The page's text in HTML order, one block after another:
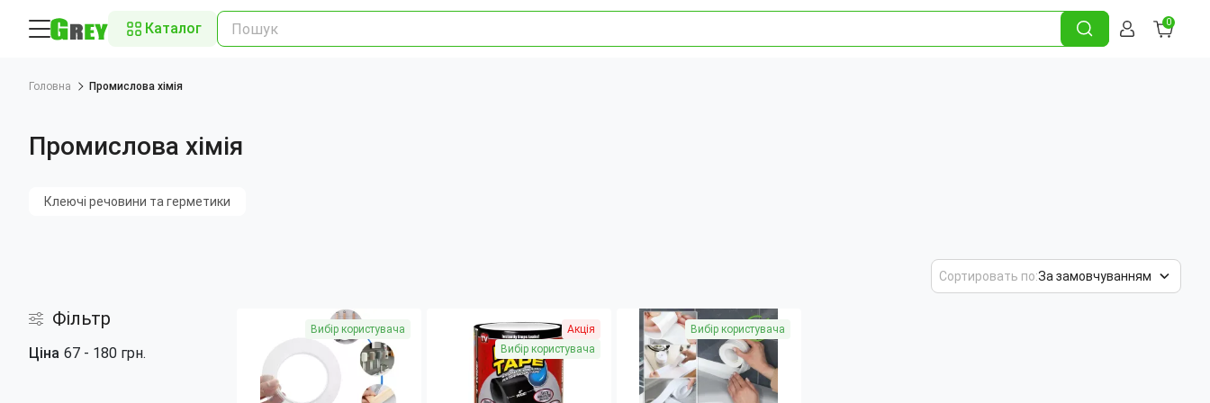
Каталог 0
Головна Промислова хімія
Промислова хімія
Клеючі речовини та герметики
Сортировать по:За замовчуванням
Вибір користувача
Акція
Вибір користувача
Вибір користувача
Фільтр
67 - 180 грн.
Ціна